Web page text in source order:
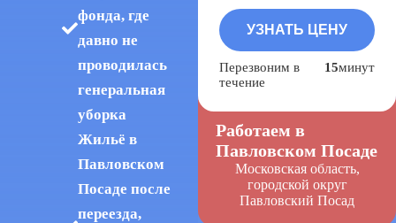
фонда, где
давно не
проводилась
генеральная
уборка
Жильё в
Павловском
Посаде после
переезда,
Перезвоним в
течение
15минут
Работаем в
Павловском Посаде
Московская область,
городской округ
Павловский Посад